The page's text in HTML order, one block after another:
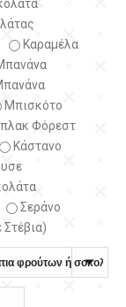
Καραμέλα
Μπισκότο
Φόρεστ
Κάστανο
Σεράνο